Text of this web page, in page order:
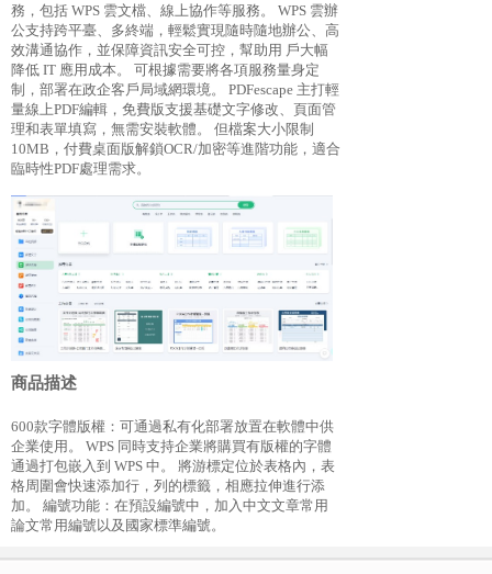
務，包括 WPS 雲文檔、線上協作等服務。 WPS 雲辦
公支持跨平臺、多終端，輕鬆實現隨時隨地辦公、高
效溝通協作，並保障資訊安全可控，幫助用 戶大幅
降低 IT 應用成本。 可根據需要將各項服務量身定
制，部署在政企客戶局域網環境。 PDFescape 主打輕
量線上PDF編輯，免費版支援基礎文字修改、頁面管
理和表單填寫，無需安裝軟體。 但檔案大小限制
10MB，付費桌面版解鎖OCR/加密等進階功能，適合
臨時性PDF處理需求。
商品描述
600款字體版權：可通過私有化部署放置在軟體中供
企業使用。 WPS 同時支持企業將購買有版權的字體
通過打包嵌入到 WPS 中。 將游標定位於表格內，表
格周圍會快速添加行，列的標籤，相應拉伸進行添
加。 編號功能：在預設編號中，加入中文文章常用
論文常用編號以及國家標準編號。